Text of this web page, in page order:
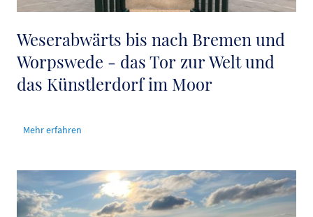
Weserabwärts bis nach Bremen und
Worpswede - das Tor zur Welt und
das Künstlerdorf im Moor
Mehr erfahren